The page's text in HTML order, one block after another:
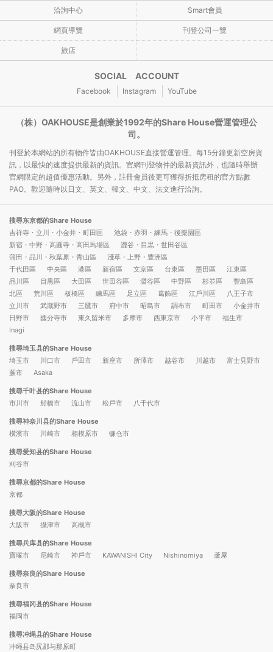
洽詢中心 Smart會員
網頁導覽 刊登公司一覽
旅店
SOCIAL ACCOUNT
Facebook Instagram YouTube
（株）OAKHOUSE是創業於1992年的Share House營運管理公
司。
刊登於本網站的所有物件皆由OAKHOUSE直接營運管理。每15分鐘更新空房資
訊，以最快的速度提供最新的資訊。官網刊登物件的最新資訊外，也隨時舉辦
官網限定的超值優惠活動。另外，註冊會員後更可獲得折抵房租的官方點數
PAO。歡迎隨時以日文、英文、韓文、中文、法文進行洽詢。
搜尋东京都的Share House
吉祥寺・立川・小金井・町田區
池袋・赤羽・練馬・後樂園區
新宿・中野・高圓寺・高田馬場區
澀谷・目黒・世田谷區
蒲田・品川・秋葉原・青山區
淺草・上野・豊洲區
千代田區
中央區 港區 新宿區 文京區 台東區 墨田區
江東區
品川區
目黒區 大田區 世田谷區 澀谷區 中野區 杉並區
豐島區
北區
荒川區 板橋區 練馬區 足立區 葛飾區 江戶川區
八王子市
立川市
武蔵野市 三鷹市 府中市 昭島市 調布市 町田市
小金井市
日野市
國分寺市 東久留米市 多摩市 西東京市 小平市
福生市
Inagi
搜尋埼玉县的Share House
埼玉市
川口市 戶田市 新座市 所澤市 越谷市 川越市
富士見野市
蕨市
Asaka
搜尋千叶县的Share House
市川市
船橋市 流山市 松戶市 八千代市
搜尋神奈川县的Share House
橫濱市
川崎市 相模原市 镰仓市
搜尋爱知县的Share House
刈谷市
搜尋京都的Share House
京都
搜尋大阪的Share House
大阪市
攝津市 高槻市
搜尋兵库县的Share House
寶塚市
尼崎市 神戶市 KAWANISHI City Nishinomiya 蘆屋
搜尋奈良的Share House
奈良市
搜尋福冈县的Share House
福岡市
搜尋冲绳县的Share House
冲绳县岛尻郡与那原町